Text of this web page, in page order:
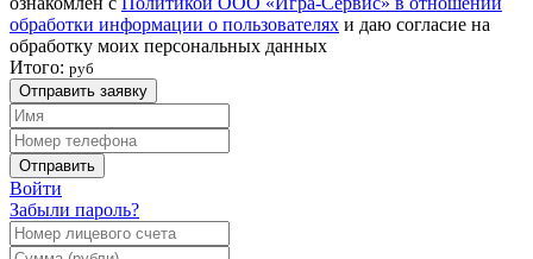
обработки информации о пользователях и даю согласие на
обработку моих персональных данных
Итого: руб
Отправить заявку
Отправить
Войти
Забыли пароль?